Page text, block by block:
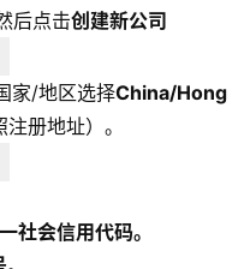
后点击创建新公司
家/地区选择China/Hong
册地址）。
社会信用代码。